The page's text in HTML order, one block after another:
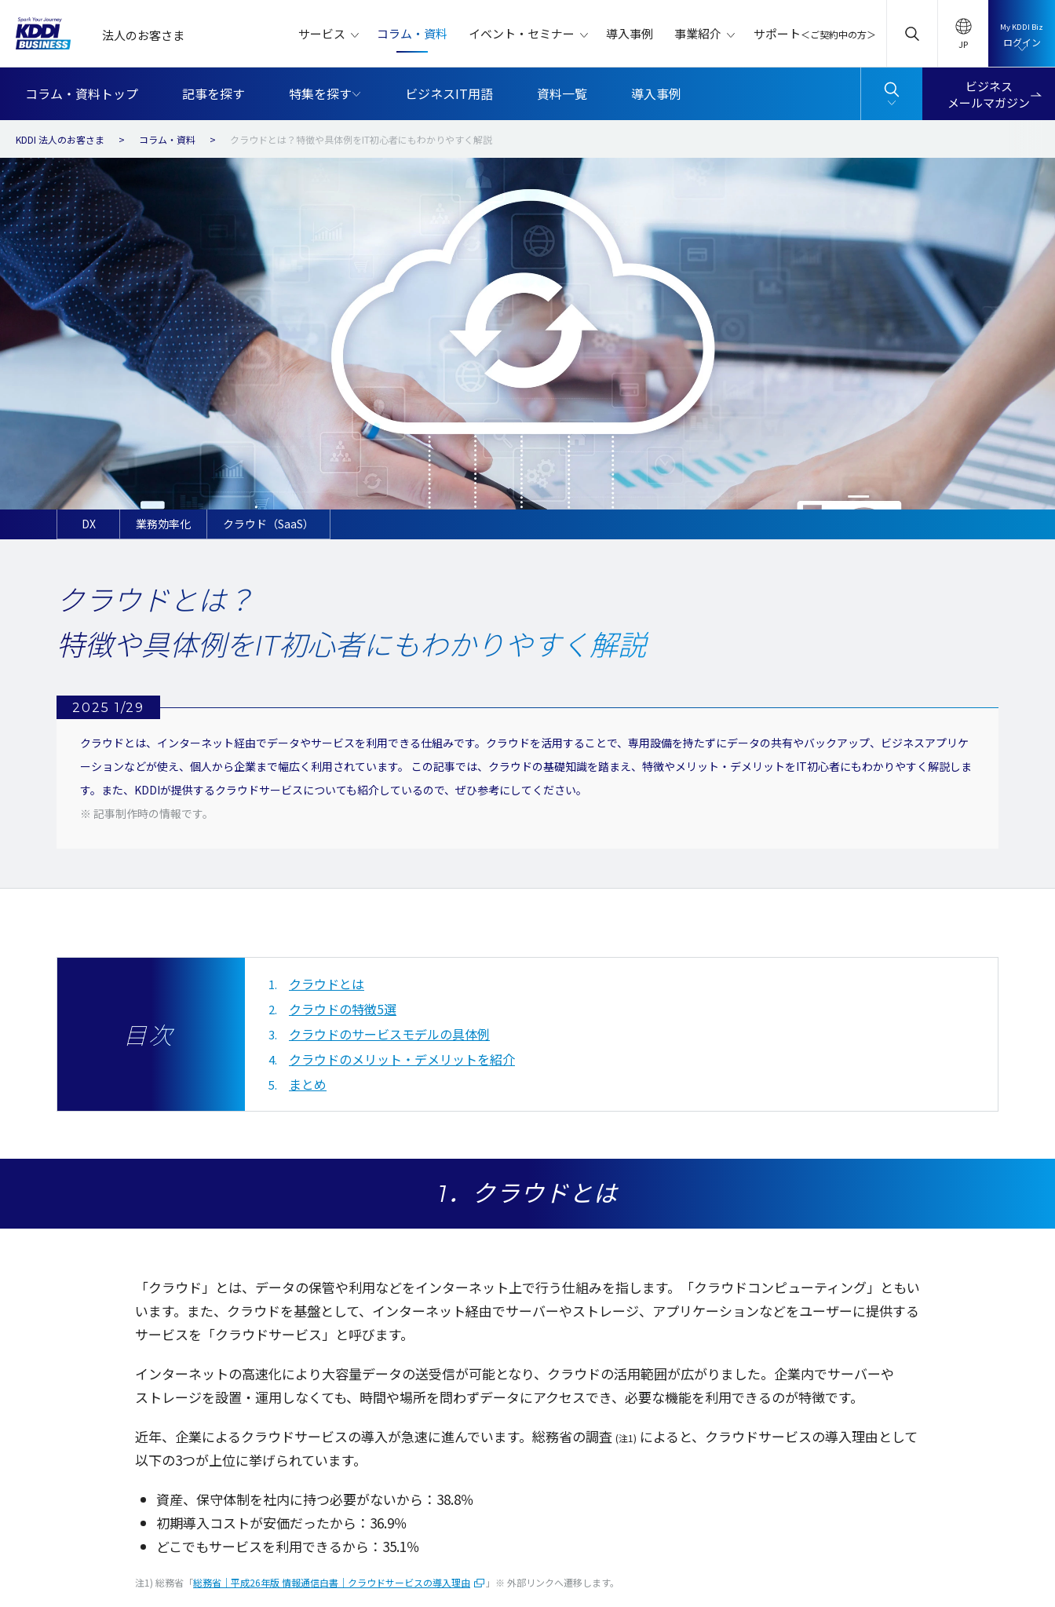
法人のお客さま サービス コラム・資料 イベント・セミナー 導入事例 事業紹介 サポート＜ご契約中の方＞
My KDDI Biz
ログイン
コラム・資料トップ 記事を探す 特集を探す ビジネスIT用語 資料一覧 導入事例
ビジネス
メールマガジン
KDDI 法人のお客さま コラム・資料 クラウドとは？特徴や具体例をIT初心者にもわかりやすく解説
DX 業務効率化 クラウド（SaaS）
クラウドとは？
特徴や具体例をIT初心者にもわかりやすく解説
2025 1/29
クラウドとは、インターネット経由でデータやサービスを利用できる仕組みです。クラウドを活用することで、専用設備を持たずにデータの共有やバックアップ、ビジネスアプリケ
ーションなどが使え、個人から企業まで幅広く利用されています。 この記事では、クラウドの基礎知識を踏まえ、特徴やメリット・デメリットをIT初心者にもわかりやすく解説しま
す。また、KDDIが提供するクラウドサービスについても紹介しているので、ぜひ参考にしてください。
※ 記事制作時の情報です。
目次
クラウドとは
クラウドの特徴5選
クラウドのサービスモデルの具体例
クラウドのメリット・デメリットを紹介
まとめ
1．クラウドとは
「クラウド」とは、 データの保管や利用などをインターネット上で行う仕組みを指します。「クラウドコンピューティング」ともい
います。また、 クラウドを基盤として、 インターネット経由でサーバーやストレージ、 アプリケーションなどをユーザーに提供する
サービスを「クラウドサービス」と呼びます。
インターネットの高速化により大容量データの送受信が可能となり、 クラウドの活用範囲が広がりました。 企業内でサーバーや
ストレージを設置 ・ 運用 しなくても、 時間や場所を問わずデータにアクセスでき、 必要な機能を利用できるのが特徴です。
近年、 企業によるクラウドサービスの導入が急速に進んでいます。 総務省の調査 (注1) によると、 クラウドサービスの導入理由 として
以下の3つが上位に挙げられています。
資産、保守体制を社内に持つ必要がないから：38.8％
初期導入コストが安価だったから：36.9％
どこでもサービスを利用できるから：35.1％
注1) 総務省「総務省｜平成26年版 情報通信白書｜クラウドサービスの導入理由 」※ 外部リンクへ遷移します。